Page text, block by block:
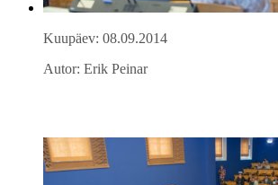
Kuupäev: 08.09.2014
Autor: Erik Peinar